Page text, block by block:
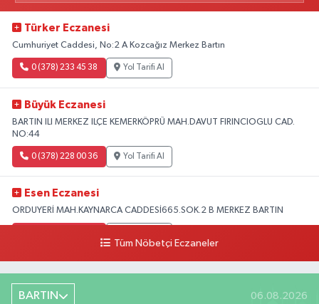
Türker Eczanesi
Cumhuriyet Caddesi, No:2 A Kozcağız Merkez Bartın
0 (378) 233 45 38 Yol Tarifi Al
Büyük Eczanesi
BARTIN ILI MERKEZ ILÇE KEMERKÖPRÜ MAH.DAVUT FIRINCIOGLU CAD.
NO:44
0 (378) 228 00 36 Yol Tarifi Al
Esen Eczanesi
ORDUYERİ MAH.KAYNARCA CADDESİ665.SOK.2 B MERKEZ BARTIN
Şiremirçavuş Mahallesi, Kırıkçı Zeliha Ana Sokak No:20 8 Merkez Bartın
Tüm Nöbetçi Eczaneler
BARTIN 06.08.2026